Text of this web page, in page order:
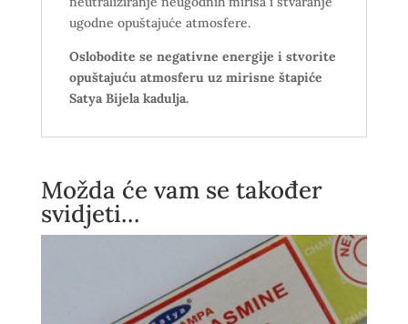
ugodne opuštajuće atmosfere.
Oslobodite se negativne energije i stvorite
opuštajuću atmosferu uz mirisne štapiće
Satya Bijela kadulja.
Možda će vam se također
svidjeti…